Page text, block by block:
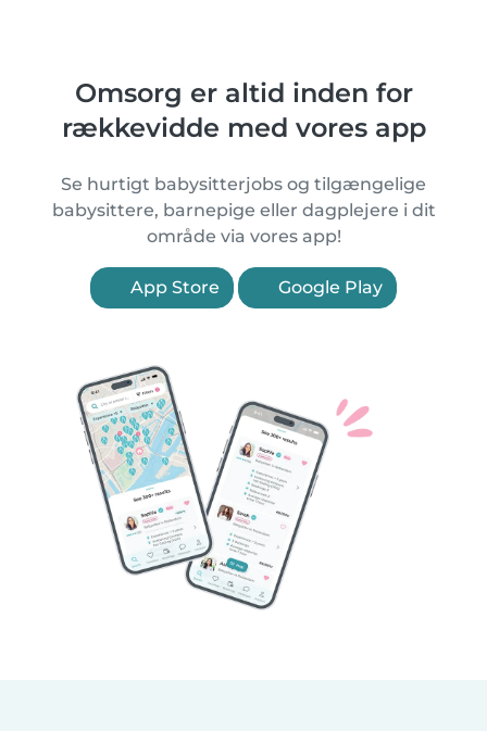
Omsorg er altid inden for
rækkevidde med vores app
Se hurtigt babysitterjobs og tilgængelige
babysittere, barnepige eller dagplejere i dit
område via vores app!
App Store Google Play